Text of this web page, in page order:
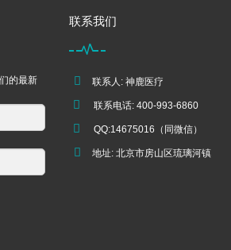
的最新
联系我们
联系人: 神鹿医疗
联系电话: 400-993-6860
QQ:14675016（同微信）
地址: 北京市房山区琉璃河镇